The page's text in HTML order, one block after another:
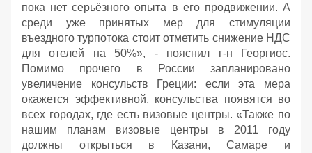
пока нет серьёзного опыта в его продвижении. А
среди уже принятых мер для стимуляции
въездного турпотока стоит отметить снижение НДС
для отелей на 50%», - пояснил г-н Георгиос.
Помимо прочего в России запланировано
увеличение консульств Греции: если эта мера
окажется эффективной, консульства появятся во
всех городах, где есть визовые центры. «Также по
нашим планам визовые центры в 2011 году
должны открыться в Казани, Самаре и